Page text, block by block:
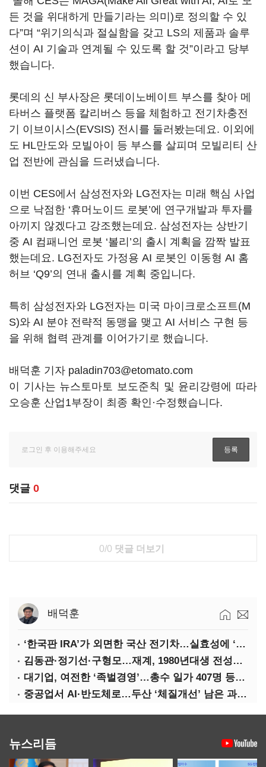
든 것을 위대하게 만들기라는 의미 )로 정의할 수 있
다”며 “위기의식과 절실함을 갖고 LS의 제품과 솔루
션이 AI 기술과 연계될 수 있도록 할 것”이라고 당부
했습니다.
롯데의 신 부사장은 롯데이노베이트 부스를 찾아 메
타버스 플랫폼 칼리버스 등을 체험하고 전기차충전
기 이브이시스(EVSIS) 전시를 둘러봤는데요. 이외에
도 HL만도와 모빌아이 등 부스를 살피며 모빌리티 산
업 전반에 관심을 드러냈습니다.
이번 CES에서 삼성전자와 LG전자는 미래 핵심 사업
으로 낙점한 ‘휴머노이드 로봇’에 연구개발과 투자를
아끼지 않겠다고 강조했는데요. 삼성전자는 상반기
중 AI 컴패니언 로봇 ‘볼리 ’의 출시 계획을 깜짝 발표
했는데요. LG전자도 가정용 AI 로봇인 이동형 AI 홈
허브 ‘Q9’의 연내 출시를 계획 중입니다.
특히 삼성전자와 LG전자는 미국 마이크로소프트(M
S)와 AI 분야 전략적 동맹을 맺고 AI 서비스 구현 등
을 위해 협력 관계를 이어가기로 했습니다.
배덕훈 기자 paladin703@etomato.com
이 기사는 뉴스토마토 보도준칙 및 윤리강령에 따라
오승훈 산업1부장이 최종 확인·수정했습니다.
댓글 0
0/0 댓글 더보기
배덕훈
‘한국판 IRA’가 외면한 국산 전기차…실효성에 ‘의문’
김동관·정기선·구형모…재계, 1980년대생 전성시대
대기업, 여전한 ‘족벌경영’…총수 일가 407명 등기임원
중공업서 AI·반도체로…두산 ‘체질개선’ 남은 과제는
뉴스리듬